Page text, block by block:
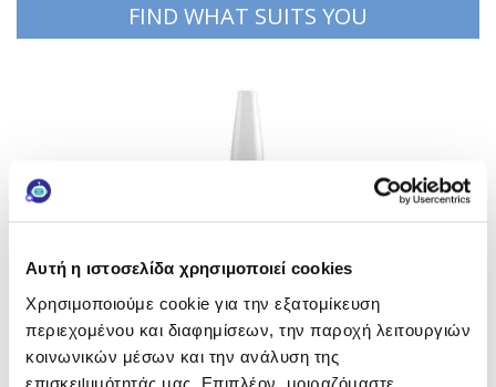
Αυτή η ιστοσελίδα χρησιμοποιεί cookies
Χρησιμοποιούμε cookie για την εξατομίκευση
περιεχομένου και διαφημίσεων, την παροχή λειτουργιών
κοινωνικών μέσων και την ανάλυση της
επισκεψιμότητάς μας. Επιπλέον, μοιραζόμαστε
FIND WHAT SUITS YOU